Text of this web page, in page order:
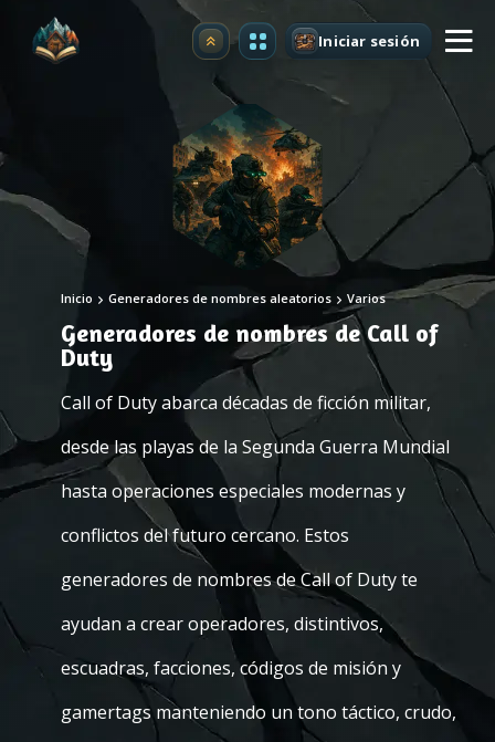
Mejorar Iniciar sesión
Inicio Generadores de nombres aleatorios Varios
Generadores de nombres de Call of
Duty
Call of Duty abarca décadas de ficción militar,
desde las playas de la Segunda Guerra Mundial
hasta operaciones especiales modernas y
conflictos del futuro cercano. Estos
generadores de nombres de Call of Duty te
ayudan a crear operadores, distintivos,
escuadras, facciones, códigos de misión y
gamertags manteniendo un tono táctico, crudo,